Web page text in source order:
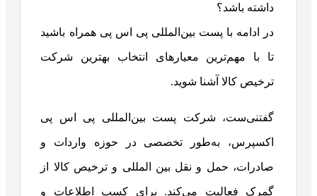
داشته باشد؟
در ادامه با پست بین‌المللی پی اس پی همراه باشید
تا با مهم‌ترین معیارهای انتخاب بهترین شرکت
ترخیص کالا آشنا شوید.
گفتنی‌ست، شرکت پست بین‌المللی پی اس پی
اکسپرس، به‌طور تخصصی در حوزه واردات و
صادرات، حمل و نقل بین المللی و ترخیص کالا از
گمرک فعالیت می‌کند. برای کسب اطلاعات و